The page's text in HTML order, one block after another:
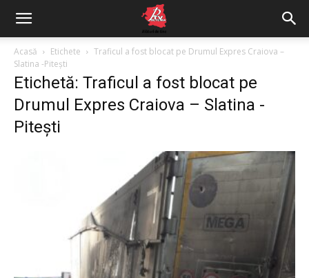
Acasă Etichete
Traficul a fost blocat pe Drumul Expres Craiova –
Slatina -Pitești
Etichetă: Traficul a fost blocat pe
Drumul Expres Craiova – Slatina -
Pitești